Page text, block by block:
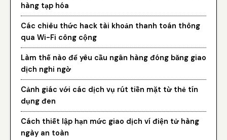
hàng tạp hóa
Các chiêu thức hack tài khoản thanh toán thông
qua Wi-Fi công cộng
Làm thế nào để yêu cầu ngân hàng đóng băng giao
dịch nghi ngờ
Cảnh giác với các dịch vụ rút tiền mặt từ thẻ tín
dụng đen
Cách thiết lập hạn mức giao dịch ví điện tử hàng
ngày an toàn